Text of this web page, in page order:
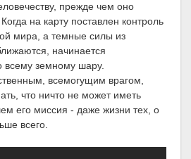
прежде чем оно
на карту поставлен контроль
мира, а темные силы из
начинается
всему земному шару.
всемогущим врагом,
что ничто не может иметь
его миссия - даже жизни тех, о
всего.